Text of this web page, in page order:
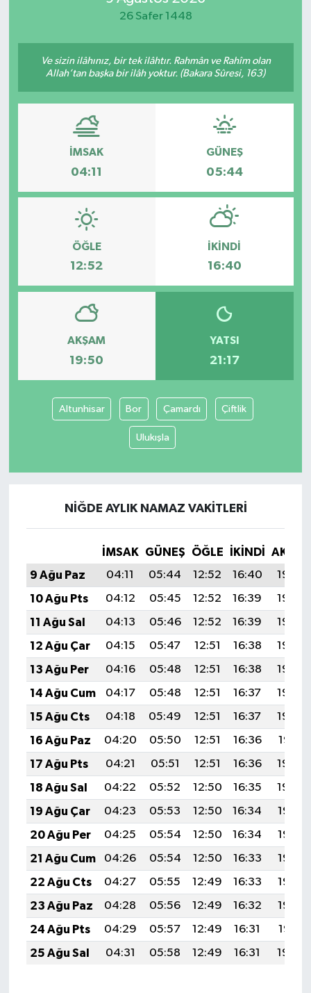
26 Safer 1448
Ve sizin ilâhınız, bir tek ilâhtır. Rahmân ve Rahîm olan
Allah’tan başka bir ilâh yoktur. (Bakara Sûresi, 163)
İMSAK
04:11
GÜNEŞ
05:44
ÖĞLE
12:52
İKINDI
16:40
AKŞAM
19:50
YATSI
21:17
Altunhisar Bor Çamardı Çiftlik
Ulukışla
NIĞDE AYLIK NAMAZ VAKITLERI
İMSAK GÜNEŞ ÖĞLE İKINDI
9 Ağu Paz
04:11 05:44 12:52 16:40
19:50
10 Ağu Pts
04:12 05:45 12:52 16:39
19:49
11 Ağu Sal
04:13 05:46 12:52 16:39
19:48
12 Ağu Çar
04:15 05:47 12:51 16:38
19:46
13 Ağu Per
04:16 05:48 12:51 16:38
19:45
14 Ağu Cum
04:17 05:48 12:51 16:37
19:44
15 Ağu Cts
04:18 05:49 12:51 16:37
19:43
16 Ağu Paz
04:20 05:50 12:51 16:36
19:41
17 Ağu Pts
04:21 05:51 12:51 16:36
19:40
18 Ağu Sal
04:22 05:52 12:50 16:35
19:39
19 Ağu Çar
04:23 05:53 12:50 16:34
19:37
20 Ağu Per
04:25 05:54 12:50 16:34
19:36
21 Ağu Cum
04:26 05:54 12:50 16:33
19:35
22 Ağu Cts
04:27 05:55 12:49 16:33
19:33
23 Ağu Paz
04:28 05:56 12:49 16:32
19:32
24 Ağu Pts
04:29 05:57 12:49 16:31
19:31
25 Ağu Sal
04:31 05:58 12:49 16:31 19:29